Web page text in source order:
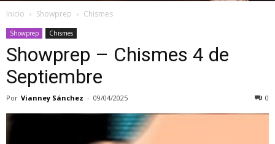
Inicio Showprep Chismes
Showprep Chismes
Showprep – Chismes 4 de
Septiembre
Por Vianney Sánchez - 09/04/2025 0